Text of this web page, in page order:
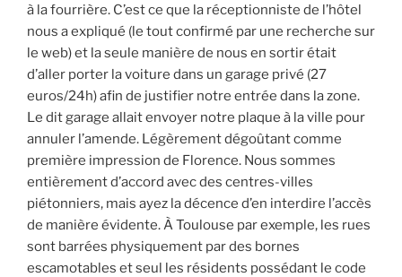
à la fourrière. C’est ce que la réceptionniste de l’hôtel
nous a expliqué (le tout confirmé par une recherche sur
le web) et la seule manière de nous en sortir était
d’aller porter la voiture dans un garage privé (27
euros/24h) afin de justifier notre entrée dans la zone.
Le dit garage allait envoyer notre plaque à la ville pour
annuler l’amende. Légèrement dégoûtant comme
première impression de Florence. Nous sommes
entièrement d’accord avec des centres-villes
piétonniers, mais ayez la décence d’en interdire l’accès
de manière évidente. À Toulouse par exemple, les rues
sont barrées physiquement par des bornes
escamotables et seul les résidents possédant le code